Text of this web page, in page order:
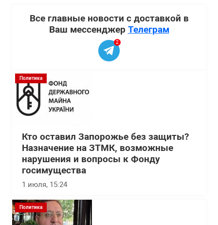
Все главные новости с доставкой в
Ваш мессенджер Телеграм
2
Политика
Кто оставил Запорожье без защиты?
Назначение на ЗТМК, возможные
нарушения и вопросы к Фонду
госимущества
1 июля, 15:24
Политика